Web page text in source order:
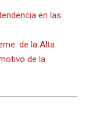
en las
de la Alta
de la